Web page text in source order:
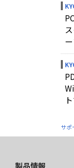
サポ
製品情報